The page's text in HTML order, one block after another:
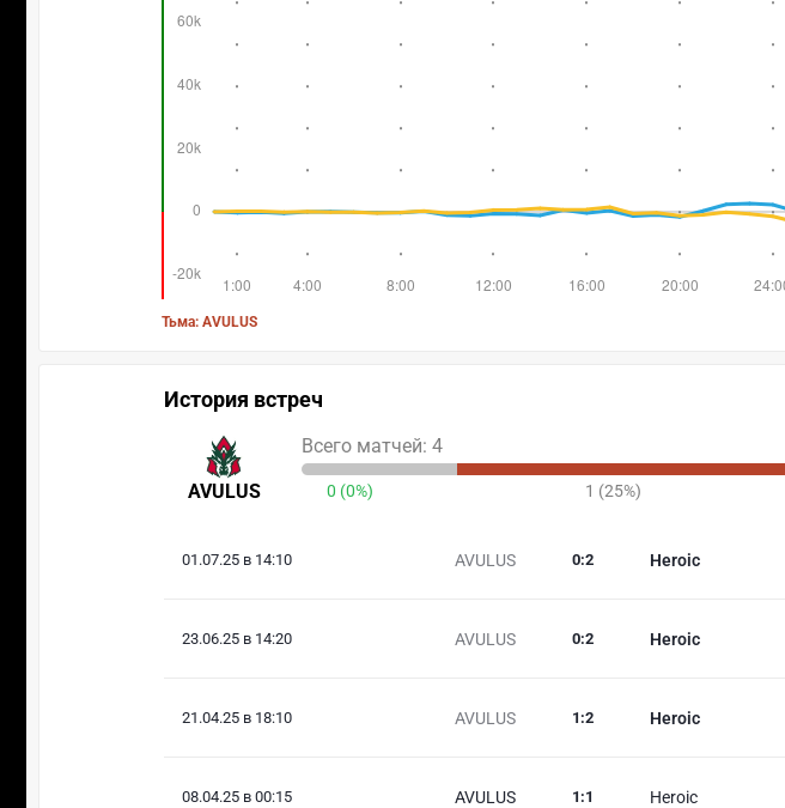
Тьма: AVULUS
История встреч
AVULUS
Всего матчей: 4
0 (0%) 1 (25%)
01.07.25 в 14:10 AVULUS Heroic
0:2
23.06.25 в 14:20 AVULUS Heroic
0:2
21.04.25 в 18:10 AVULUS Heroic
1 :2
08.04.25 в 00:15 AVULUS Heroic
1 :1